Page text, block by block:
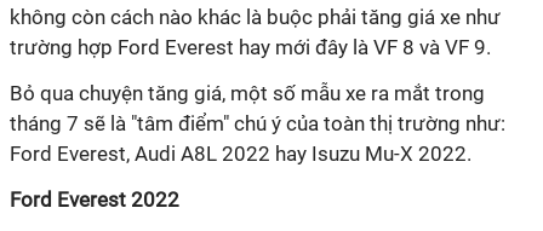
không còn cách nào khác là buộc phải tăng giá xe như
trường hợp Ford Everest hay mới đây là VF 8 và VF 9.
Bỏ qua chuyện tăng giá, một số mẫu xe ra mắt trong
tháng 7 sẽ là "tâm điểm" chú ý của toàn thị trường như:
Ford Everest, Audi A8L 2022 hay Isuzu Mu-X 2022.
Ford Everest 2022